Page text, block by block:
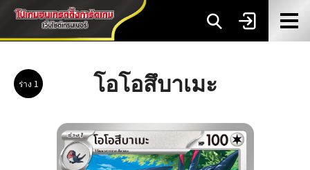
ร่าง 1 โอโอสึบาเมะ